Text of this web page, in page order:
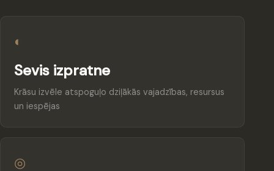
◐
Sevis izpratne
Krāsu izvēle atspoguļo dziļākās vajadzības, resursus
un iespējas
◎